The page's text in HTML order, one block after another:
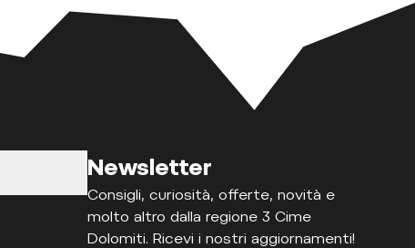
Newsletter
Consigli, curiosità, offerte, novità e
molto altro dalla regione 3 Cime
Dolomiti. Ricevi i nostri aggiornamenti!